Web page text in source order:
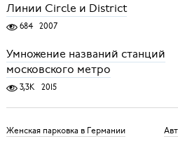
Линии Circle и District
684 2007
Умножение названий станций
московского метро
3,3K 2015
Женская парковка в Германии